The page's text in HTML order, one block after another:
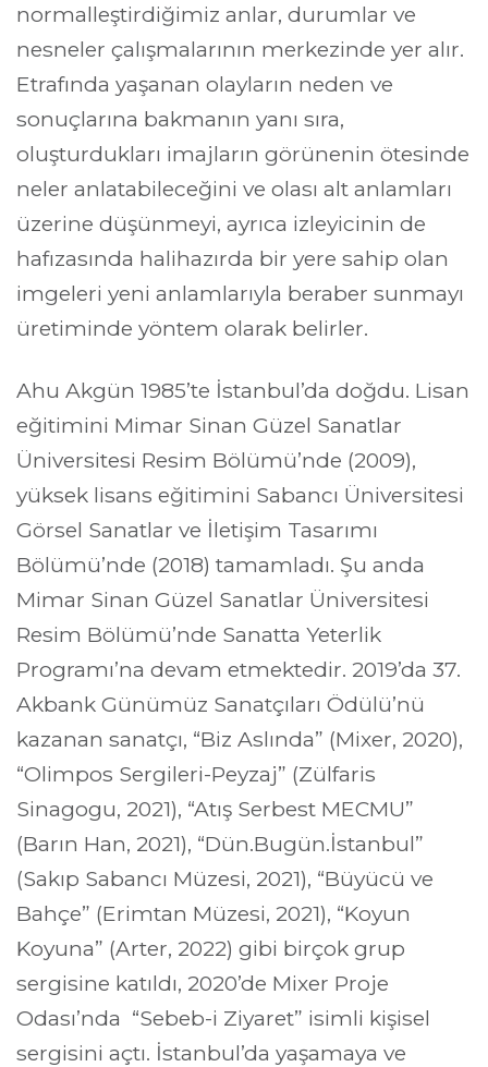
normalleştirdiğimiz anlar, durumlar ve
nesneler çalışmalarının merkezinde yer alır.
Etrafında yaşanan olayların neden ve
sonuçlarına bakmanın yanı sıra,
oluşturdukları imajların görünenin ötesinde
neler anlatabileceğini ve olası alt anlamları
üzerine düşünmeyi, ayrıca izleyicinin de
hafızasında halihazırda bir yere sahip olan
imgeleri yeni anlamlarıyla beraber sunmayı
üretiminde yöntem olarak belirler.
Ahu Akgün 1985’te İstanbul’da doğdu. Lisan
eğitimini Mimar Sinan Güzel Sanatlar
Üniversitesi Resim Bölümü’nde (2009),
yüksek lisans eğitimini Sabancı Üniversitesi
Görsel Sanatlar ve İletişim Tasarımı
Bölümü’nde (2018) tamamladı. Şu anda
Mimar Sinan Güzel Sanatlar Üniversitesi
Resim Bölümü’nde Sanatta Yeterlik
Programı’na devam etmektedir. 2019’da 37.
Akbank Günümüz Sanatçıları Ödülü’nü
kazanan sanatçı, “Biz Aslında” (Mixer, 2020),
“Olimpos Sergileri-Peyzaj” (Zülfaris
Sinagogu, 2021), “Atış Serbest MECMU”
(Barın Han, 2021), “Dün.Bugün.İstanbul”
(Sakıp Sabancı Müzesi, 2021), “Büyücü ve
Bahçe” (Erimtan Müzesi, 2021), “Koyun
Koyuna” (Arter, 2022) gibi birçok grup
sergisine katıldı, 2020’de Mixer Proje
Odası’nda  “Sebeb-i Ziyaret” isimli kişisel
sergisini açtı. İstanbul’da yaşamaya ve